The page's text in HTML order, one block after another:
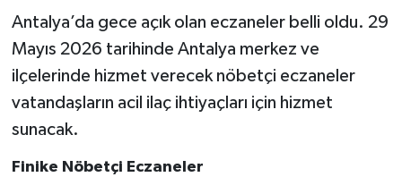
Antalya’da gece açık olan eczaneler belli oldu. 29
Mayıs 2026 tarihinde Antalya merkez ve
ilçelerinde hizmet verecek nöbetçi eczaneler
vatandaşların acil ilaç ihtiyaçları için hizmet
sunacak.
Finike Nöbetçi Eczaneler